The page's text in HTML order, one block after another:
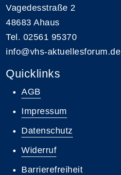
Vagedesstraße 2
48683 Ahaus
Tel. 02561 95370
info@vhs-aktuellesforum.de
Quicklinks
AGB
Impressum
Datenschutz
Widerruf
Barrierefreiheit